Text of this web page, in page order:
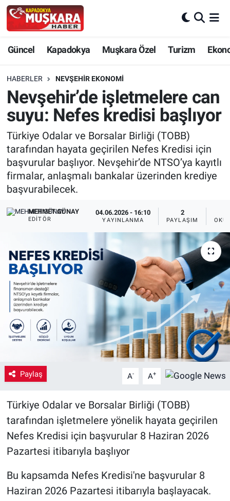
Güncel Kapadokya Muşkara Özel Turizm
HABERLER NEVŞEHIR EKONOMI
Nevşehir’de işletmelere can
suyu: Nefes kredisi başlıyor
Türkiye Odalar ve Borsalar Birliği (TOBB)
tarafından hayata geçirilen Nefes Kredisi için
başvurular başlıyor. Nevşehir’de NTSO’ya kayıtlı
firmalar, anlaşmalı bankalar üzerinden krediye
başvurabilecek.
MEHMET GÜNAY
EDITÖR
04.06.2026 - 16:10
YAYINLANMA
2
PAYLAŞIM
Paylaş A- A+
Türkiye Odalar ve Borsalar Birliği (TOBB)
tarafından işletmelere yönelik hayata geçirilen
Nefes Kredisi için başvurular 8 Haziran 2026
Pazartesi itibarıyla başlıyor
Bu kapsamda Nefes Kredisi'ne başvurular 8
Haziran 2026 Pazartesi itibarıyla başlayacak.
Güncel
SEÇİM
Muşkara Özel
Ekonomi
Kapadokya
Turizm
Kültür - Sanat
Yaşam
VEFATLAR
Nevşehir Hava Durumu
Nevşehir Trafik Yoğunluk Haritası
Süper Lig Puan Durumu ve Fikstür
Tüm Manşetler
Son Dakika Haberleri
Haber Arşivi